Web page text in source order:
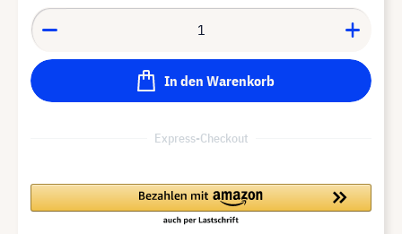
In den Warenkorb
Express-Checkout